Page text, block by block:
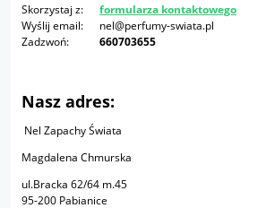
Skorzystaj z:
formularza kontaktowego
Wyślij email: nel@perfumy-swiata.pl
Zadzwoń:
660703655
Nasz adres:
Nel Zapachy Świata
Magdalena Chmurska
ul.Bracka 62/64 m.45
95-200 Pabianice